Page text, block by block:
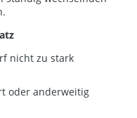
nicht zu stark
oder anderweitig